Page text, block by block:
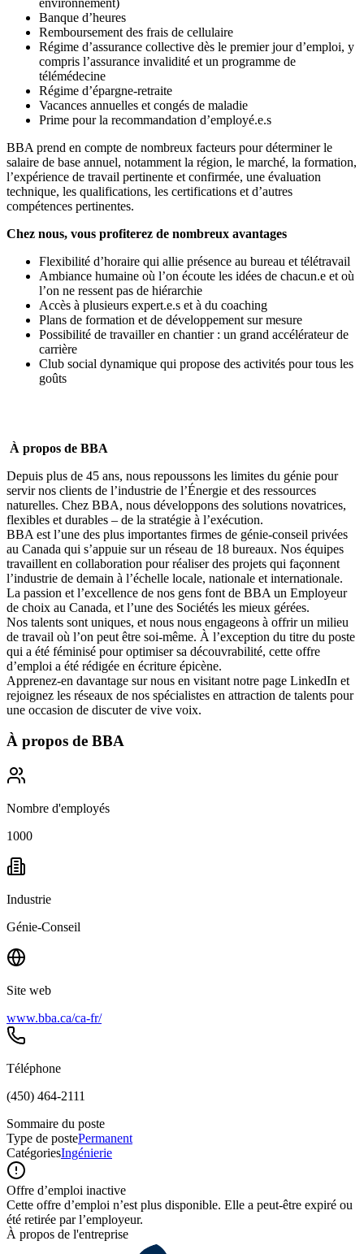
Banque d’heures
Remboursement des frais de cellulaire
Régime d’assurance collective dès le premier jour d’emploi, y
compris l’assurance invalidité et un programme de
télémédecine
Régime d’épargne-retraite
Vacances annuelles et congés de maladie
Prime pour la recommandation d’employé.e.s
BBA prend en compte de nombreux facteurs pour déterminer le
salaire de base annuel, notamment la région, le marché, la formation,
l’expérience de travail pertinente et confirmée, une évaluation
technique, les qualifications, les certifications et d’autres
compétences pertinentes.
Chez nous, vous profiterez de nombreux avantages
Flexibilité d’horaire qui allie présence au bureau et télétravail
Ambiance humaine où l’on écoute les idées de chacun.e et où
l’on ne ressent pas de hiérarchie
Accès à plusieurs expert.e.s et à du coaching
Plans de formation et de développement sur mesure
Possibilité de travailler en chantier : un grand accélérateur de
carrière
Club social dynamique qui propose des activités pour tous les
goûts
À propos de BBA
Depuis plus de 45 ans, nous repoussons les limites du génie pour
servir nos clients de l’industrie de l’Énergie et des ressources
naturelles. Chez BBA, nous développons des solutions novatrices,
flexibles et durables – de la stratégie à l’exécution.
BBA est l’une des plus importantes firmes de génie-conseil privées
au Canada qui s’appuie sur un réseau de 18 bureaux. Nos équipes
travaillent en collaboration pour réaliser des projets qui façonnent
l’industrie de demain à l’échelle locale, nationale et internationale.
La passion et l’excellence de nos gens font de BBA un Employeur
de choix au Canada, et l’une des Sociétés les mieux gérées.
Nos talents sont uniques, et nous nous engageons à offrirun milieu
de travail où l’on peut être soi-même. À l’exception du titre du poste
qui a été féminisé pour optimiser sa découvrabilité, cette offre
d’emploi a été rédigée en écriture épicène.
Apprenez-en davantage sur nous en visitant notre page LinkedIn et
rejoignez les réseaux de nos spécialistes en attraction de talents pour
une occasion de discuter de vive voix.
À propos de BBA
Nombre d'employés
1000
Industrie
Génie-Conseil
Site web
www.bba.ca/ca-fr/
Téléphone
(450) 464-2111
Sommaire du poste
Type de postePermanent
CatégoriesIngénierie
Offre d’emploi inactive
Cette offre d’emploi n’est plus disponible. Elle a peut-être expiré ou
été retirée par l’employeur.
À propos de l'entreprise